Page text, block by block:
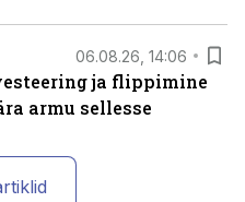
06.08.26, 14:06
ja flippimine
armu sellesse